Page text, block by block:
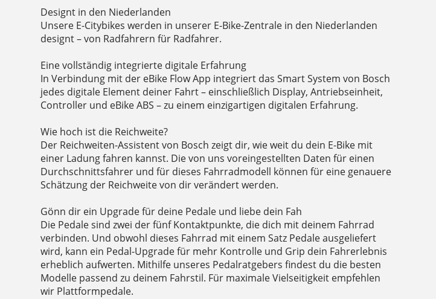
Designt in den Niederlanden
Unsere E-Citybikes werden in unserer E-Bike-Zentrale in den Niederlanden
designt – von Radfahrern für Radfahrer.
Eine vollständig integrierte digitale Erfahrung
In Verbindung mit der eBike Flow App integriert das Smart System von Bosch
jedes digitale Element deiner Fahrt – einschließlich Display, Antriebseinheit,
Controller und eBike ABS – zu einem einzigartigen digitalen Erfahrung.
Wie hoch ist die Reichweite?
Der Reichweiten-Assistent von Bosch zeigt dir, wie weit du dein E-Bike mit
einer Ladung fahren kannst. Die von uns voreingestellten Daten für einen
Durchschnittsfahrer und für dieses Fahrradmodell können für eine genauere
Schätzung der Reichweite von dir verändert werden.
Gönn dir ein Upgrade für deine Pedale und liebe dein Fah
Die Pedale sind zwei der fünf Kontaktpunkte, die dich mit deinem Fahrrad
verbinden. Und obwohl dieses Fahrrad mit einem Satz Pedale ausgeliefert
wird, kann ein Pedal-Upgrade für mehr Kontrolle und Grip dein Fahrerlebnis
erheblich aufwerten. Mithilfe unseres Pedalratgebers findest du die besten
Modelle passend zu deinem Fahrstil. Für maximale Vielseitigkeit empfehlen
wir Plattformpedale.